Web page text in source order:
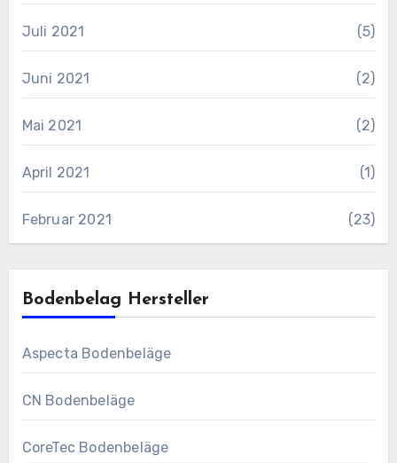
Juli 2021 (5)
Juni 2021 (2)
Mai 2021 (2)
April 2021 (1)
Februar 2021 (23)
Bodenbelag Hersteller
Aspecta Bodenbeläge
CN Bodenbeläge
CoreTec Bodenbeläge